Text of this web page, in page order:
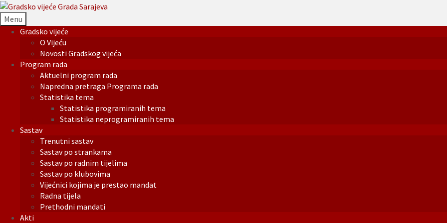
Menu
Gradsko vijeće
O Vijeću
Novosti Gradskog vijeća
Program rada
Aktuelni program rada
Napredna pretraga Programa rada
Statistika tema
Statistika programiranih tema
Statistika neprogramiranih tema
Sastav
Trenutni sastav
Sastav po strankama
Sastav po radnim tijelima
Sastav po klubovima
Vijećnici kojima je prestao mandat
Radna tijela
Prethodni mandati
Akti